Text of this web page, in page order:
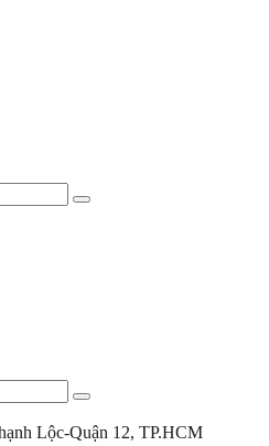
Lộc-Quận 12, TP.HCM